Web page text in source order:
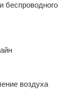
беспроводного
воздуха